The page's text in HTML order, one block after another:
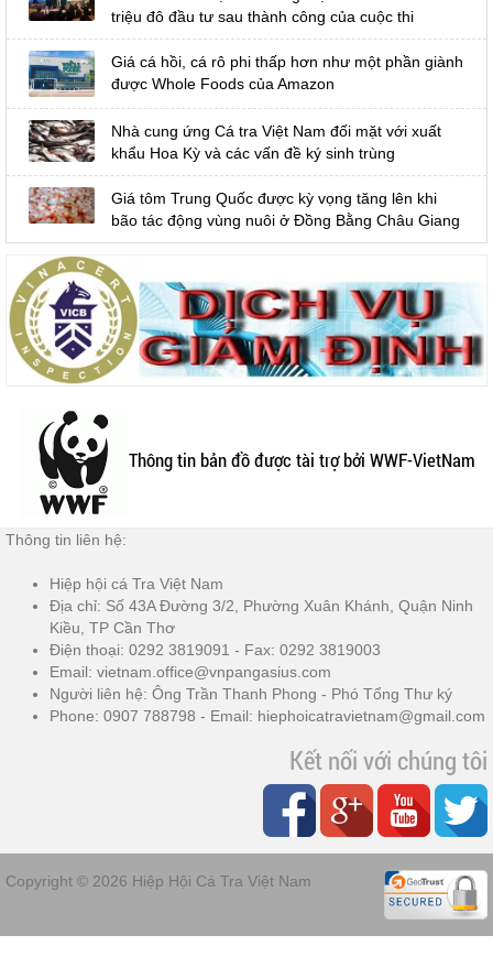
triệu đô đầu tư sau thành công của cuộc thi
Giá cá hồi, cá rô phi thấp hơn như một phần giành
được Whole Foods của Amazon
Nhà cung ứng Cá tra Việt Nam đối mặt với xuất
khẩu Hoa Kỳ và các vấn đề ký sinh trùng
Giá tôm Trung Quốc được kỳ vọng tăng lên khi
bão tác động vùng nuôi ở Đồng Bằng Châu Giang
Thông tin bản đồ được tài trợ bởi WWF-VietNam
Thông tin liên hệ:
Hiệp hội cá Tra Việt Nam
Địa chỉ: Số 43A Đường 3/2, Phường Xuân Khánh, Quận Ninh
Kiều, TP Cần Thơ
Điện thoại: 0292 3819091 - Fax: 0292 3819003
Email: vietnam.office@vnpangasius.com
Người liên hệ: Ông Trần Thanh Phong - Phó Tổng Thư ký
Phone: 0907 788798 - Email: hiephoicatravietnam@gmail.com
Kết nối với chúng tôi
Copyright © 2026 Hiệp Hội Cá Tra Việt Nam